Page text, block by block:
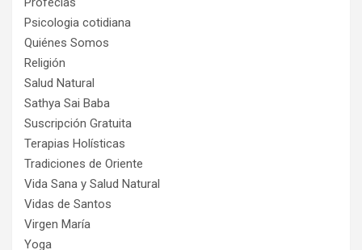
Psicologia cotidiana
Quiénes Somos
Religión
Salud Natural
Sathya Sai Baba
Suscripción Gratuita
Terapias Holísticas
Tradiciones de Oriente
Vida Sana y Salud Natural
Vidas de Santos
Virgen María
Yoga